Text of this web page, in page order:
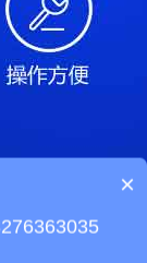
产品包含安装吗？
×